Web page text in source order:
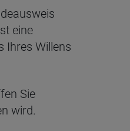
eine
Ihres Willens
Sie
wird.